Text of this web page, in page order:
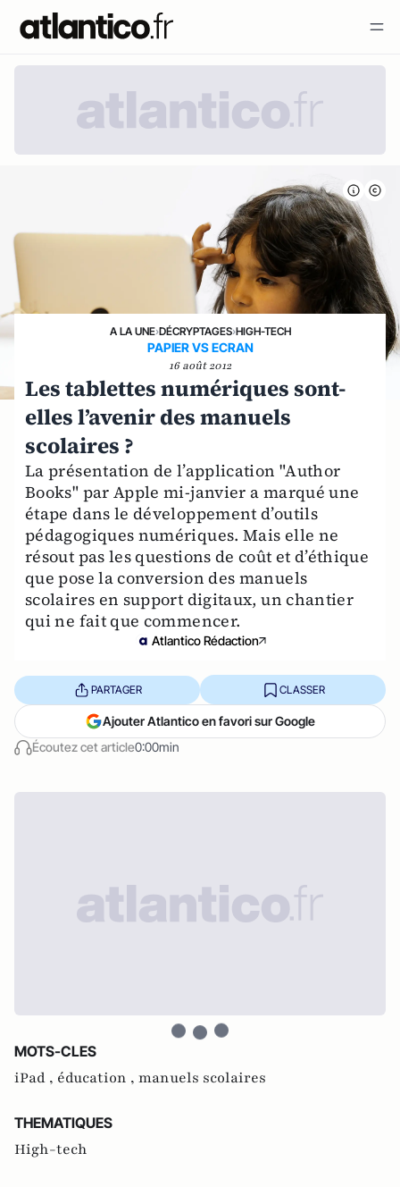
A LA UNE›DÉCRYPTAGES›HIGH-TECH
PAPIER VS ECRAN
16 août 2012
Les tablettes numériques sont-
elles l’avenir des manuels
scolaires ?
La présentation de l’application "Author
Books" par Apple mi-janvier a marqué une
étape dans le développement d’outils
pédagogiques numériques. Mais elle ne
résout pas les questions de coût et d’éthique
que pose la conversion des manuels
scolaires en support digitaux, un chantier
qui ne fait que commencer.
Atlantico Rédaction
Écoutez cet article0:00min
PARTAGER CLASSER
Ajouter Atlantico en favori sur Google
MOTS-CLES
iPad , éducation , manuels scolaires
THEMATIQUES
High-tech